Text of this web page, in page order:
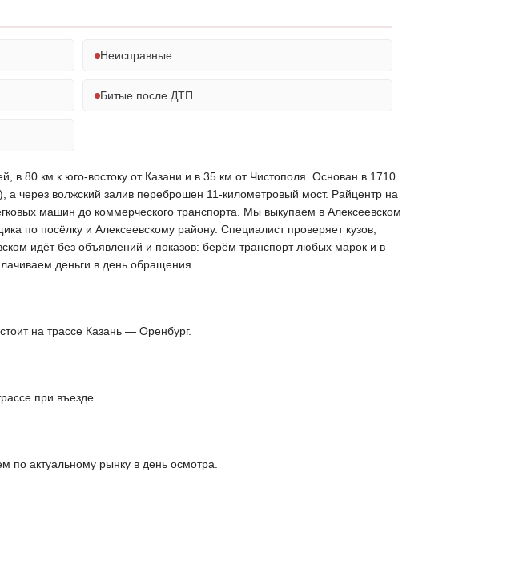
Неисправные
Битые после ДТП
в 80 км к юго-востоку от Казани и в 35 км от Чистополя. Основан в 1710
через волжский залив переброшен 11-километровый мост. Райцентр на
машин до коммерческого транспорта. Мы выкупаем в Алексеевском
по посёлку и Алексеевскому району. Специалист проверяет кузов,
идёт без объявлений и показов: берём транспорт любых марок и в
деньги в день обращения.
на трассе Казань — Оренбург.
при въезде.
актуальному рынку в день осмотра.